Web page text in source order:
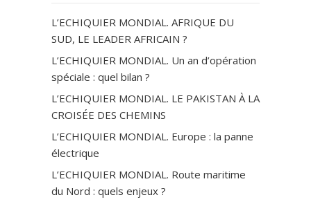
L’ECHIQUIER MONDIAL. AFRIQUE DU
SUD, LE LEADER AFRICAIN ?
L’ECHIQUIER MONDIAL. Un an d’opération
spéciale : quel bilan ?
L’ECHIQUIER MONDIAL. LE PAKISTAN À LA
CROISÉE DES CHEMINS
L’ECHIQUIER MONDIAL. Europe : la panne
électrique
L’ECHIQUIER MONDIAL. Route maritime
du Nord : quels enjeux ?